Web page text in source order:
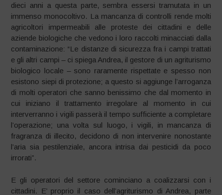
dieci anni a questa parte, sembra essersi tramutata in un
immenso monocoltivo. La mancanza di controlli rende molti
agricoltori impermeabili alle proteste dei cittadini e delle
aziende biologiche che vedono i loro raccolti minacciati dalla
contaminazione: “Le distanze di sicurezza fra i campi trattati
e gli altri campi – ci spiega Andrea, il gestore di un agriturismo
biologico locale – sono raramente rispettate e spesso non
esistono siepi di protezione; a questo si aggiunge l’arroganza
di molti operatori che sanno benissimo che dal momento in
cui iniziano il trattamento irregolare al momento in cui
interverranno i vigili passerà il tempo sufficiente a completare
l’operazione; una volta sul luogo, i vigili, in mancanza di
fragranza di illecito, decidono di non intervenire nonostante
l’aria sia pestilenziale, ancora intrisa dai pesticidi da poco
irrorati”.
E gli operatori del settore cominciano a coalizzarsi con i
cittadini. E’ proprio il caso dell’agriturismo di Andrea, parte